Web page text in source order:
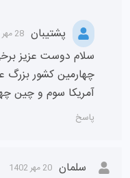
پشتیبان 28 مهر 1402
سلام دوست عزیز
چهارمین کشور بزرگ
آمریکا سوم و چین
پاسخ
سلمان 20 مهر 1402